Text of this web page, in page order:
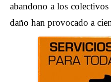
abandono a los
daño han provocado a